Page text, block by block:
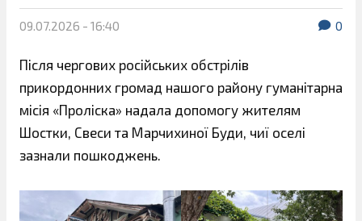
09.07.2026 - 16:40 0
Після чергових російських обстрілів
прикордонних громад нашого району гуманітарна
місія «Проліска» надала допомогу жителям
Шостки, Свеси та Марчихиної Буди, чиї оселі
зазнали пошкоджень.